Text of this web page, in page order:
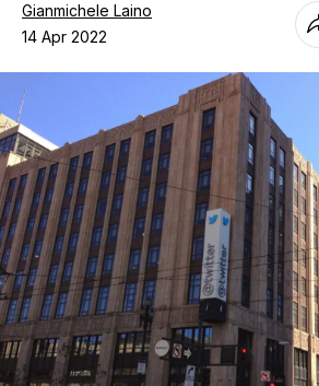
Gianmichele Laino
14 Apr 2022